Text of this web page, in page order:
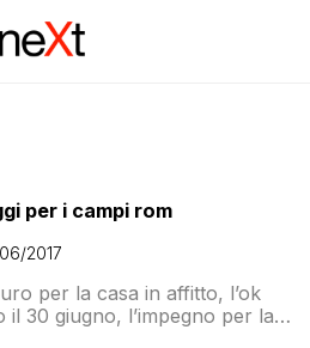
per i campi rom
2017
per la casa in affitto, l’ok
30 giugno, l’impegno per la